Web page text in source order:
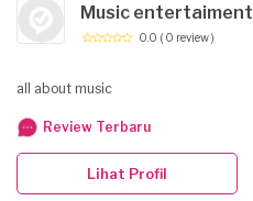
Music entertaiment
0.0 ( 0 review )
all about music
Review Terbaru
Lihat Profil